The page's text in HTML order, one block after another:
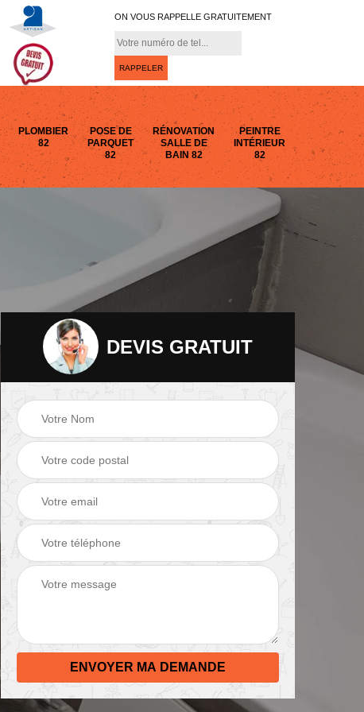
ON VOUS RAPPELLE GRATUITEMENT
PLOMBIER
82
POSE DE
PARQUET
82
RÉNOVATION
SALLE DE
BAIN 82
PEINTRE
INTÉRIEUR
82
de
Peinture mur 82 Electricien 82
DEVIS GRATUIT